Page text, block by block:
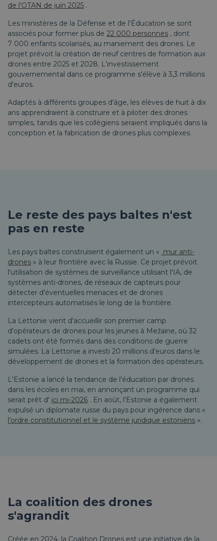
de l'OTAN de juin 2025 .
Les ministères de la Défense et de l'Éducation se sont
associés pour former plus de 22 000 personnes , dont
7 000 enfants scolarisés, au maniement des drones. Le
projet prévoit la création de neuf centres de formation aux
drones entre 2025 et 2028. L'investissement
gouvernemental dans ce programme s'élève à 3,3 millions
d'euros.
Adaptés à différents groupes d'âge, les élèves de huit à dix
ans apprendraient à construire et à piloter des drones
simples, tandis que les collégiens seraient impliqués dans la
conception et la fabrication de drones plus complexes.
Le reste des pays baltes n'est
pas en reste
Les pays baltes construisent également un « mur anti-
drones » à leur frontière avec la Russie. Ce projet prévoit
l'utilisation de systèmes de surveillance utilisant l'IA, de
systèmes anti-drones, de réseaux de capteurs pour
détecter d'éventuelles menaces et de drones
intercepteurs automatisés le long de la frontière.
La Lettonie vient d'accueillir son premier camp
d'opérateurs de drones pour les jeunes à Mežaine, où 32
cadets ont été formés dans des conditions de guerre
simulées. La Lettonie a investi 20 millions d'euros dans le
développement de drones et la formation des opérateurs.
L'Estonie a lancé la tendance de l'éducation par drones
dans les écoles en mai, en annonçant un programme qui
serait prêt d' ici mi-2026 . En août, l'Estonie a également
expulsé un diplomate russe du pays pour ingérence dans «
l'ordre constitutionnel et le système juridique estoniens ».
La coalition des drones
s'agrandit
Créée en 2024, la Coalition Drones est une initiative de la